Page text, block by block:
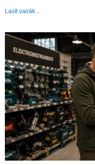
Lasīt vairāk…